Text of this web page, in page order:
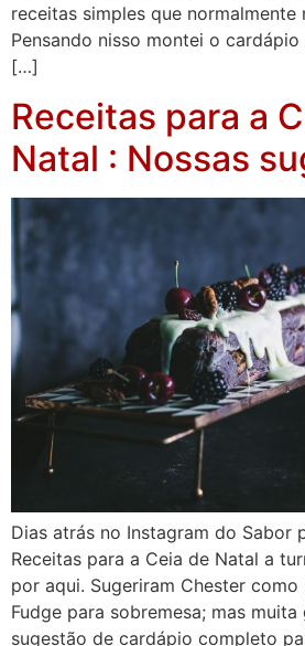
receitas simples que normalmente
Pensando nisso montei o cardápio
[…]
Receitas para a
Natal : Nossas
Dias atrás no Instagram do Sabor
Receitas para a Ceia de Natal a
por aqui. Sugeriram Chester
Fudge para sobremesa; mas
sugestão de cardápio completo